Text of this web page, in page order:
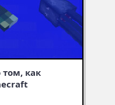
как